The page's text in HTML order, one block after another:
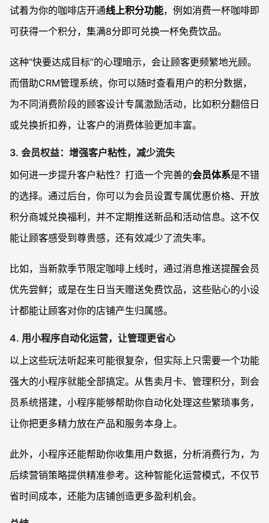
试着为你的咖啡店开通线上积分功能，例如消费一杯咖啡即
可获得一个积分，集满8分即可兑换一杯免费饮品。
这种“快要达成目标”的心理暗示，会让顾客更频繁地光顾。
而借助CRM管理系统，你可以随时查看用户的积分数据，
为不同消费阶段的顾客设计专属激励活动，比如积分翻倍日
或兑换折扣券，让客户的消费体验更加丰富。
3. 会员权益：增强客户粘性，减少流失
如何进一步提升客户粘性？打造一个完善的会员体系是不错
的选择。通过后台，你可以为会员设置专属优惠价格、开放
积分商城兑换福利，并不定期推送新品和活动信息。这不仅
能让顾客感受到尊贵感，还有效减少了流失率。
比如，当新款季节限定咖啡上线时，通过消息推送提醒会员
优先尝鲜；或是在生日当天赠送免费饮品，这些贴心的小设
计都能让顾客对你的店铺产生归属感。
4. 用小程序自动化运营，让管理更省心
以上这些玩法听起来可能很复杂，但实际上只需要一个功能
强大的小程序就能全部搞定。从售卖月卡、管理积分，到会
员系统搭建，小程序能够帮助你自动化处理这些繁琐事务，
让你把更多精力放在产品和服务本身上。
此外，小程序还能帮助你收集用户数据，分析消费行为，为
后续营销策略提供精准参考。这种智能化运营模式，不仅节
省时间成本，还能为店铺创造更多盈利机会。